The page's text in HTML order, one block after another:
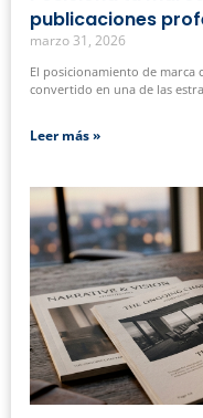
publicaciones
marzo 31, 2026
El posicionamiento de marca
convertido en una de las
Leer más »